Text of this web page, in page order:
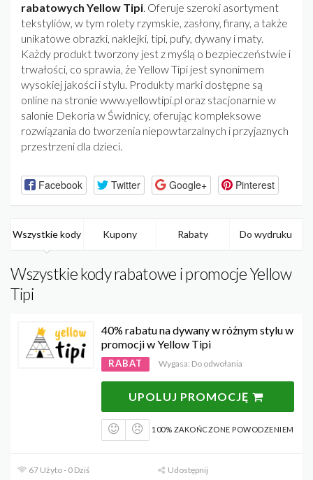
rabatowych Yellow Tipi. Oferuje szeroki asortyment
tekstyliów, w tym rolety rzymskie, zasłony, firany, a także
unikatowe obrazki, naklejki, tipi, pufy, dywany i maty.
Każdy produkt tworzony jest z myślą o bezpieczeństwie i
trwałości, co sprawia, że Yellow Tipi jest synonimem
wysokiej jakości i stylu. Produkty marki dostępne są
online na stronie www.yellowtipi.pl oraz stacjonarnie w
salonie Dekoria w Świdnicy, oferując kompleksowe
rozwiązania do tworzenia niepowtarzalnych i przyjaznych
przestrzeni dla dzieci.
Facebook Twitter Google+ Pinterest
Wszystkie kody Kupony Rabaty Do wydruku
Wszystkie kody rabatowe i promocje Yellow
Tipi
40% rabatu na dywany w różnym stylu w
promocji w Yellow Tipi
RABAT Wygasa: Do odwołania
UPOLUJ PROMOCJĘ
100% ZAKOŃCZONE POWODZENIEM
67 Użyto - 0 Dziś
Udostępnij